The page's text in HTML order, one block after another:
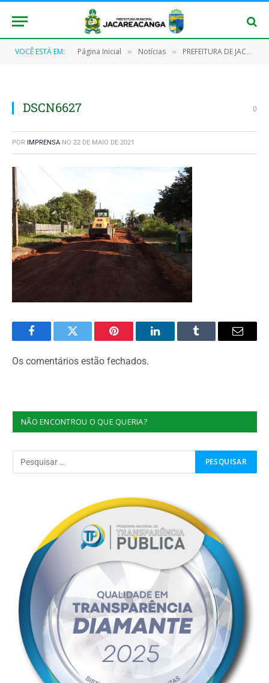
VOCÊ ESTÁ EM: Página Inicial » Notícias » PREFEITURA DE JACAREACANGA REALIZA MELHORIAS DE INFRAESTRUTURA DA RUA SATURNINO TELES
DSCN6627 0
POR IMPRENSA NO 22 DE MAIO DE 2021
FacebookTwitter Pinterest O
Tumblr
E-
Os comentários estão fechados.
NÃO ENCONTROU O QUE QUERIA?